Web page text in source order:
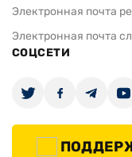
Электронная почта
Электронная почта
СОЦСЕТИ